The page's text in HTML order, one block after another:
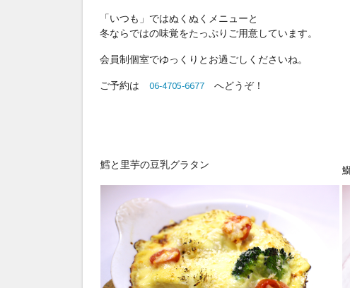
「いつも」ではぬくぬくメニューと
冬ならではの味覚をたっぷりご用意しています。
会員制個室でゆっくりとお過ごしくださいね。
ご予約は 06-4705-6677 へどうぞ！
鱈と里芋の豆乳グラタン